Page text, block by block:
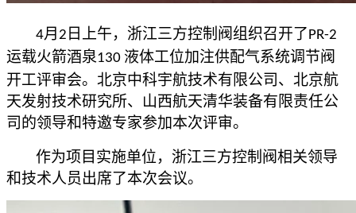
4月 2 日上午，浙江三方控制阀组织召开了PR-2
运载火箭酒泉130 液体工位加注供配气系统调节阀
开工评审会。北京中科宇航技术有限公司、北京航
天发射技术研究所、山西航天清华装备有限责任公
司 的领导和特邀专家参加本次评审。
作为项目实施单位，浙江三方控制阀相关领导
和技术人员出席了本次会议。